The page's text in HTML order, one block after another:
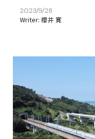
2023/9/28
Writer: 櫻井 寛